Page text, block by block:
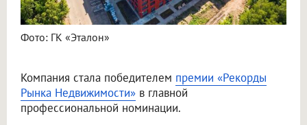
Фото: ГК «Эталон»
Компания стала победителем премии «Рекорды
Рынка Недвижимости» в главной
профессиональной номинации.